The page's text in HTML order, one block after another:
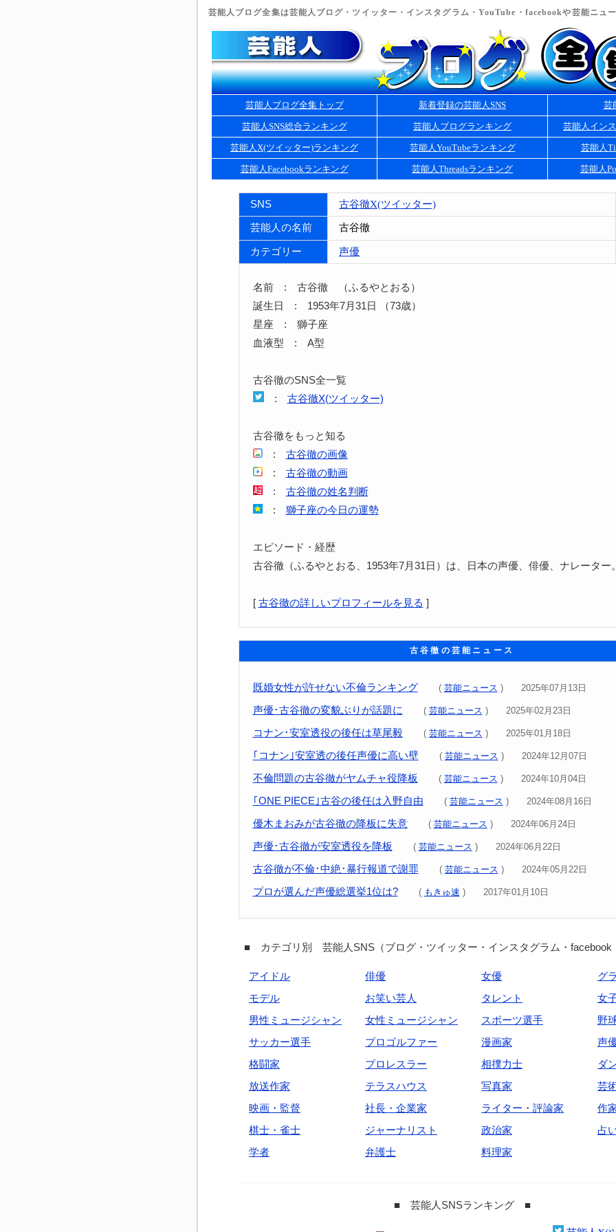
芸能人ブログ全集は芸能人ブログ・ツイッター・インスタグラム・YouTube・facebookや芸能ニュ
芸能人ブログ全集トップ 新着登録の芸能人SNS 芸
芸能人SNS総合ランキング 芸能人ブログランキング 芸能人イン
芸能人X(ツイッター)ランキング 芸能人YouTubeランキング 芸能人
芸能人Facebookランキング 芸能人Threadsランキング 芸能人
SNS 古谷徹X(ツイッター)
芸能人の名前 古谷徹
カテゴリー 声優
名前 : 古谷徹 （ふるやとおる）
誕生日 : 1953年7月31日 （73歳）
星座 : 獅子座
血液型 : A型
古谷徹のSNS全一覧
: 古谷徹X(ツイッター)
古谷徹をもっと知る
: 古谷徹の画像
: 古谷徹の動画
: 古谷徹の姓名判断
: 獅子座の今日の運勢
エピソード・経歴
古谷徹（ふるやとおる、1953年7月31日）は、日本の声優、俳優、ナレーター
[ 古谷徹の詳しいプロフィールを見る ]
古谷徹の芸能ニュース
既婚女性が許せない不倫ランキング ( 芸能ニュース ) 2025年07月13日
声優･古谷徹の変貌ぶりが話題に ( 芸能ニュース ) 2025年02月23日
コナン･安室透役の後任は草尾毅 ( 芸能ニュース ) 2025年01月18日
｢コナン｣安室透の後任声優に高い壁 ( 芸能ニュース ) 2024年12月07日
不倫問題の古谷徹がヤムチャ役降板 ( 芸能ニュース ) 2024年10月04日
｢ONE PIECE｣古谷の後任は入野自由 ( 芸能ニュース ) 2024年08月16日
優木まおみが古谷徹の降板に失意 ( 芸能ニュース ) 2024年06月24日
声優･古谷徹が安室透役を降板 ( 芸能ニュース ) 2024年06月22日
古谷徹が不倫･中絶･暴行報道で謝罪 ( 芸能ニュース ) 2024年05月22日
プロが選んだ声優総選挙1位は? ( もきゅ速 ) 2017年01月10日
■ カテゴリ別 芸能人SNS（ブログ・ツイッター・インスタグラム・
アイドル 俳優 女優
グ
モデル
お笑い芸人 タレント
女
男性ミュージシャン
女性ミュージシャン スポーツ選手
野
サッカー選手
プロゴルファー 漫画家
声
格闘家
プロレスラー 相撲力士
ダ
放送作家
テラスハウス 写真家
芸
映画・監督
社長・企業家 ライター・評論家
作
棋士・雀士
ジャーナリスト 政治家
占
学者
弁護士 料理家
■ 芸能人SNSランキング ■